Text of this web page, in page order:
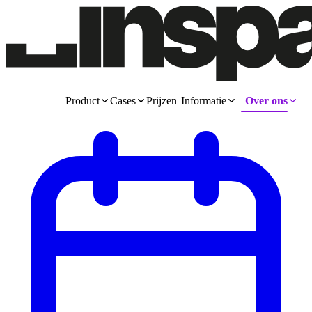
Product Cases Prijzen Informatie Over ons